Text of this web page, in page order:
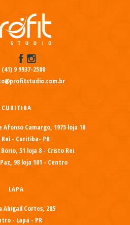
(41) 9 9937-2580
CURITIBA
Afonso Camargo, 1975 loja 10
- Curitiba- PR
51 loja 8 - Cristo Rei
98 loja 101 - Centro
LAPA
Abigail Cortes, 285
- Lapa - PR